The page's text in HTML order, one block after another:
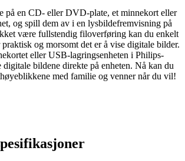
på en CD- eller DVD-plate, et minnekort eller
og spill dem av i en lysbildefremvisning på
være fullstendig filoverføring kan du enkelt
og morsomt det er å vise digitale bilder.
eller USB-lagringsenheten i Philips-
digitale bildene direkte på enheten. Nå kan du
med familie og venner når du vil!